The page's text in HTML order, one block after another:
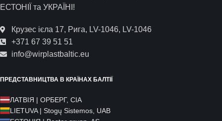
ЕСТОНІЇ та УКРАЇНІ!
Крузес ієла 17, Рига, LV-1046, LV-1046
+371 67 39 51 51
info@wirplastbaltic.eu
ПРЕДСТАВНИЦТВА В КРАЇНАХ БАЛТІЇ
ЛАТВІЯ | ОРБЕРГ, СІА
LIETUVA | Stogų Sistemos, UAB